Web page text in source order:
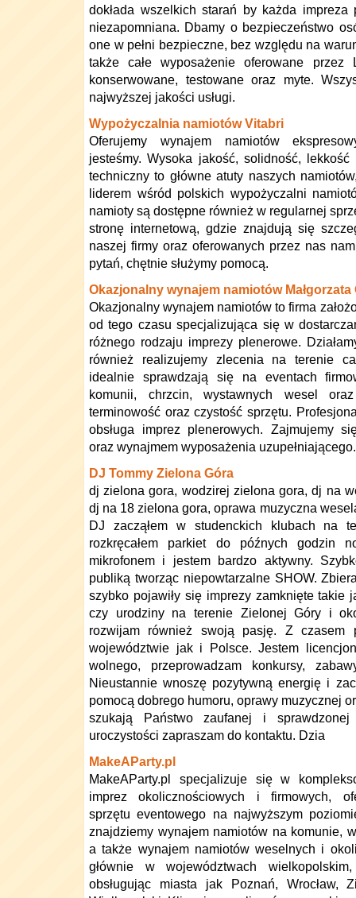
dokłada wszelkich starań by każda impreza
niezapomniana. Dbamy o bezpieczeństwo
one w pełni bezpieczne, bez względu na
także całe wyposażenie oferowane przez
konserwowane, testowane oraz myte.
najwyższej jakości usługi.
Wypożyczalnia namiotów Vitabri
Oferujemy wynajem namiotów
jesteśmy. Wysoka jakość, solidność,
techniczny to główne atuty naszych
liderem wśród polskich wypożyczalni
namioty są dostępne również w regularnej
stronę internetową, gdzie znajdują się
naszej firmy oraz oferowanych przez nas
pytań, chętnie służymy pomocą.
Okazjonalny wynajem namiotów Małgorzata
Okazjonalny wynajem namiotów to firma
od tego czasu specjalizująca się w
różnego rodzaju imprezy plenerowe.
również realizujemy zlecenia na terenie
idealnie sprawdzają się na eventach
komunii, chrzcin, wystawnych wesel
terminowość oraz czystość sprzętu.
obsługa imprez plenerowych. Zajmujemy
oraz wynajmem wyposażenia uzupełniającego.
DJ Tommy Zielona Góra
dj zielona gora, wodzirej zielona gora, dj na
dj na 18 zielona gora, oprawa muzyczna
DJ zacząłem w studenckich klubach na
rozkręcałem parkiet do późnych godzin
mikrofonem i jestem bardzo aktywny.
publiką tworząc niepowtarzalne SHOW.
szybko pojawiły się imprezy zamknięte takie
czy urodziny na terenie Zielonej Góry i
rozwijam również swoją pasję. Z czasem
województwie jak i Polsce. Jestem
wolnego, przeprowadzam konkursy,
Nieustannie wnoszę pozytywną energię i
pomocą dobrego humoru, oprawy muzycznej
szukają Państwo zaufanej i
uroczystości zapraszam do kontaktu. Dzia
MakeAParty.pl
MakeAParty.pl specjalizuje się w
imprez okolicznościowych i firmowych,
sprzętu eventowego na najwyższym
znajdziemy wynajem namiotów na komunie,
a także wynajem namiotów weselnych i
głównie w województwach
obsługując miasta jak Poznań, Wrocław,